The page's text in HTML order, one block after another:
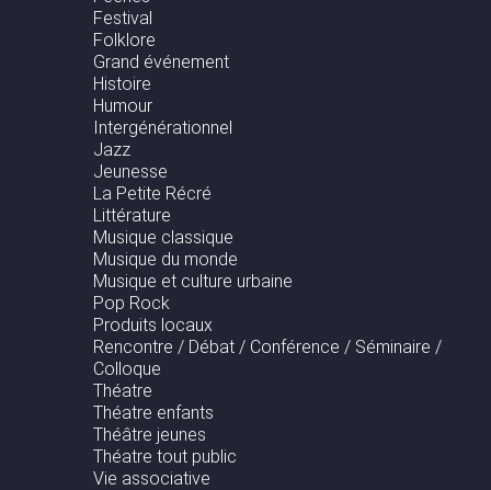
Festival
Folklore
Grand événement
Histoire
Humour
Intergénérationnel
Jazz
Jeunesse
La Petite Récré
Littérature
Musique classique
Musique du monde
Musique et culture urbaine
Pop Rock
Produits locaux
Rencontre / Débat / Conférence / Séminaire /
Colloque
Théatre
Théatre enfants
Théâtre jeunes
Théatre tout public
Vie associative